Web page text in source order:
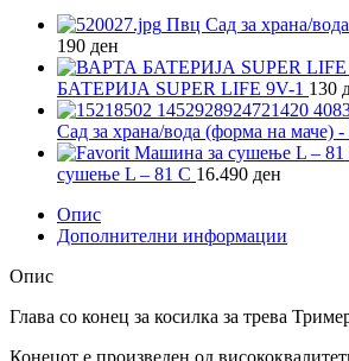
Пвц Сад за храна/
190 ден
БАТЕРИЈА SUPER LIFE 9V-1 130
Сад за храна/вода (форма на маче)
сушење L – 81 C 16.490 ден
Опис
Дополнителни информации
Опис
Глава со конец за косилка за трева